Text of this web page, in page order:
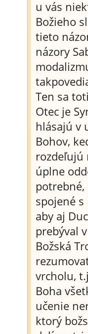
u vás
Božieho
tieto
názory
Ten sa
Otec je
hlásajú v
Bohov,
rozdeľujú
úplne
potrebné,
spojené s
aby aj
prebýval
Božská
vrcholu,
Boha
učenie
ktorý